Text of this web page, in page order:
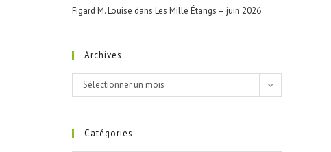
Figard M. Louise dans Les Mille Étangs – juin 2026
Archives
Archives
Sélectionner un mois
Catégories